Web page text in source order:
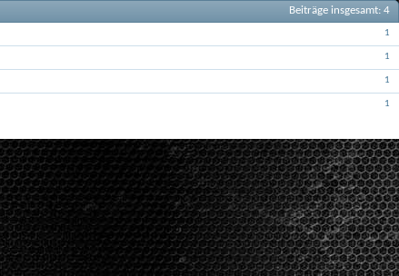
Beiträge insgesamt 4
1
1
1
1